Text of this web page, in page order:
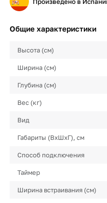
Общие характеристики
Высота (см)
Ширина (см)
Глубина (см)
Вес (кг)
Вид
Габариты (ВхШхГ), см
Способ подключения
Таймер
Ширина встраивания (см)